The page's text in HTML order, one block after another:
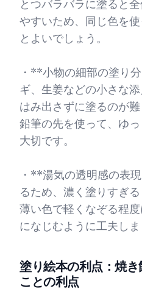
とつバラバラに塗ると
やすいため、同じ色を
とよいでしょう。
・**小物の細部の塗り
ギ、生姜などの小さな添
はみ出さずに塗るのが
鉛筆の先を使って、ゆ
大切です。
・**湯気の透明感の表
るため、濃く塗りすぎる
薄い色で軽くなぞる程
になじむように工夫しま
塗り絵本の利点：焼
ことの利点